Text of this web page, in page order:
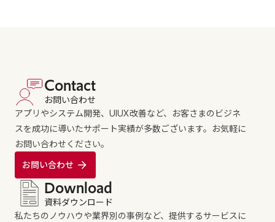
Contact
お問い合わせ
アプリやシステム開発、UIUX改善など、お客さまのビジネ
スを成功に導いたサポート実績が多数ございます。お気軽に
お問い合わせください。
お問い合わせ
Download
資料ダウンロード
私たちのノウハウや業界別の事例など、提供するサービスに